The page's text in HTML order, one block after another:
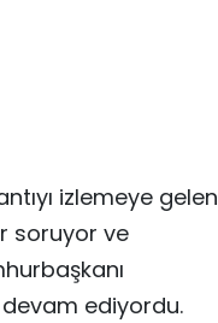
izlemeye gelen
soruyor ve
devam ediyordu.